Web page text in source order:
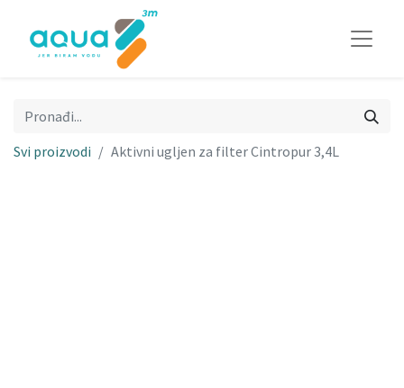
Svi proizvodi Aktivni ugljen za filter Cintropur 3,4L